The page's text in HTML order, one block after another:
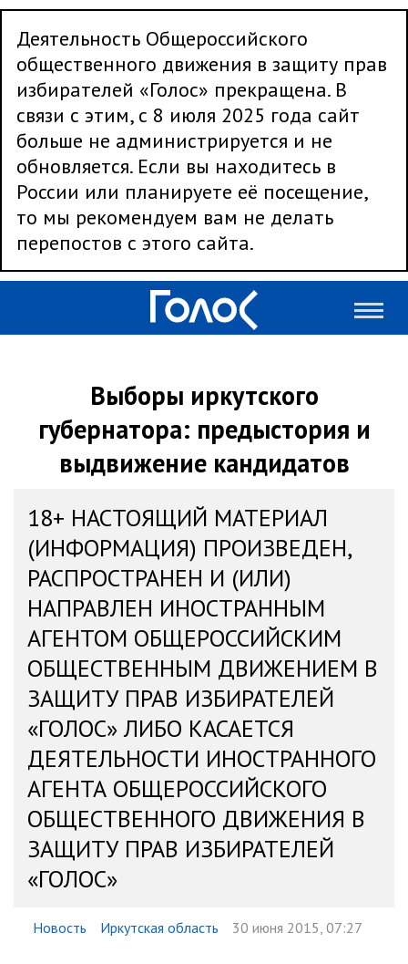
Деятельность Общероссийского
общественного движения в защиту прав
избирателей «Голос» прекращена. В
связи с этим, с 8 июля 2025 года сайт
больше не администрируется и не
обновляется. Если вы находитесь в
России или планируете её посещение,
то мы рекомендуем вам не делать
перепостов с этого сайта.
Выборы иркутского
губернатора: предыстория и
выдвижение кандидатов
18+ НАСТОЯЩИЙ МАТЕРИАЛ
(ИНФОРМАЦИЯ) ПРОИЗВЕДЕН,
РАСПРОСТРАНЕН И (ИЛИ)
НАПРАВЛЕН ИНОСТРАННЫМ
АГЕНТОМ ОБЩЕРОССИЙСКИМ
ОБЩЕСТВЕННЫМ ДВИЖЕНИЕМ В
ЗАЩИТУ ПРАВ ИЗБИРАТЕЛЕЙ
«ГОЛОС» ЛИБО КАСАЕТСЯ
ДЕЯТЕЛЬНОСТИ ИНОСТРАННОГО
АГЕНТА ОБЩЕРОССИЙСКОГО
ОБЩЕСТВЕННОГО ДВИЖЕНИЯ В
ЗАЩИТУ ПРАВ ИЗБИРАТЕЛЕЙ
«ГОЛОС»
Новость Иркутская область 30 июня 2015, 07:27